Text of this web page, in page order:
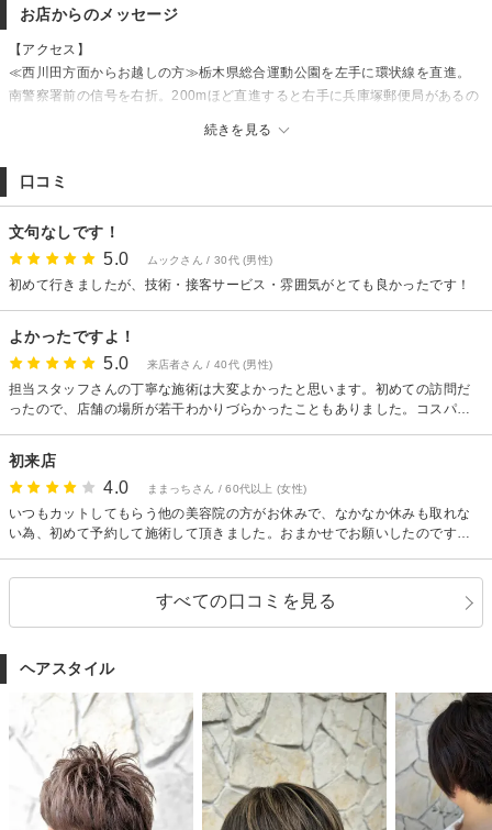
お店からのメッセージ
続きを見る
【アクセス】
≪西川田方面からお越しの方≫栃木県総合運動公園を左手に環状線を直進。
南警察署前の信号を右折。200mほど直進すると右手に兵庫塚郵便局があるの
方】陸上自衛隊北宇都宮駐屯地を右手に環状線を直進。南警察署前の信号を
一軒家のお店です。
【駐車場】
6台
口コミ
文句なしです！
5.0 ムックさん / 30代 (男性)
初めて行きましたが、技術・接客サービス・雰囲気がとても良かったです！
よかったですよ！
5.0 来店者さん / 40代 (男性)
担当スタッフさんの丁寧な施術は大変よかったと思います。初めての訪問だ
ったので、店舗の場所が若干わかりづらかったこともありました。コスパが
初来店
4.0 ままっちさん / 60代以上 (女性)
いつもカットしてもらう他の美容院の方がお休みで、なかなか休みも取れな
い為、初めて予約して施術して頂きました。おまかせでお願いしたのです
すべての口コミを見る
ヘアスタイル